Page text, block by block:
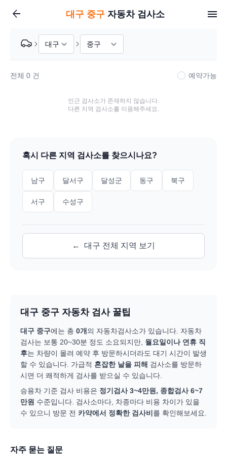
arrow_back 대구 중구자동차 검사소
전체 0 건 예약가능
인근 검사소가 존재하지 않습니다.
다른 지역 검사소를 이용해주세요.
혹시 다른 지역 검사소를 찾으시나요?
남구 달서구 달성군 동구 북구
서구 수성구
← 대구 전체 지역 보기
대구 중구 자동차 검사 꿀팁
대구 중구에는 총 0개 의 자동차검사소가 있습니다. 자동차
검사는 보통 20~30분 정도 소요되지만, 월요일이나 연휴 직
후는 차량이 몰려 예약 후 방문하시더라도 대기 시간이 발생
할 수 있습니다. 가급적 혼잡한 날을 피해 검사소를 방문하
시면 더 쾌적하게 검사를 받으실 수 있습니다.
승용차 기준 검사 비용은 정기검사 3~4만원, 종합검사 6~7
만원 수준입니다. 검사소마다, 차종마다 비용 차이가 있을
수 있으니 방문 전 카약에서 정확한 검사비 를 확인해보세요.
자주 묻는 질문